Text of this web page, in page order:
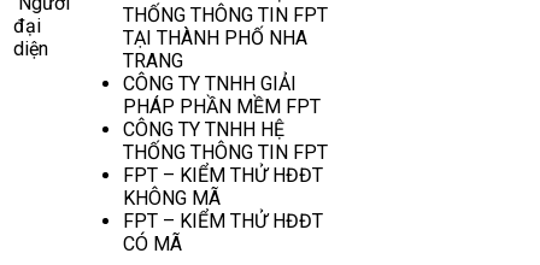
đại
diện
THỐNG THÔNG TIN FPT
TẠI THÀNH PHỐ NHA
TRANG
CÔNG TY TNHH GIẢI
PHÁP PHẦN MỀM FPT
CÔNG TY TNHH HỆ
THỐNG THÔNG TIN FPT
FPT – KIỂM THỬ HĐĐT
KHÔNG MÃ
FPT – KIỂM THỬ HĐĐT
CÓ MÃ